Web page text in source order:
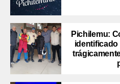
Pichilemu:
identificado